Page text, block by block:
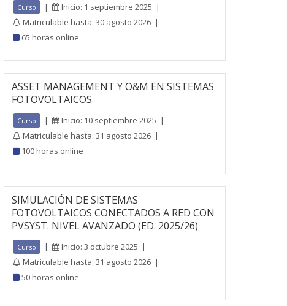
Curso | Inicio: 1 septiembre 2025 |
Matriculable hasta: 30 agosto 2026 |
65 horas online
ASSET MANAGEMENT Y O&M EN SISTEMAS
FOTOVOLTAICOS
Curso | Inicio: 10 septiembre 2025 |
Matriculable hasta: 31 agosto 2026 |
100 horas online
SIMULACIÓN DE SISTEMAS
FOTOVOLTAICOS CONECTADOS A RED CON
PVSYST. NIVEL AVANZADO (ED. 2025/26)
Curso | Inicio: 3 octubre 2025 |
Matriculable hasta: 31 agosto 2026 |
50 horas online